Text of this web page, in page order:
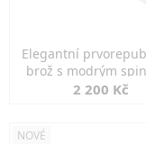
Elegantní
brož s modrým
2 200 Kč
NOVÉ